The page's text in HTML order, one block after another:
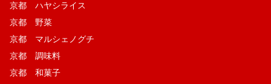
京都 ハヤシライス
京都 野菜
京都 マルシェノグチ
京都 調味料
京都 和菓子